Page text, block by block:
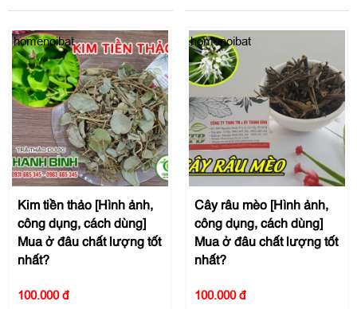
homenoibat
Kim tiền thảo [Hình ảnh,
công dụng, cách dùng]
Mua ở đâu chất lượng tốt
nhất?
100.000 đ
homenoibat
Cây râu mèo [Hình ảnh,
công dụng, cách dùng]
Mua ở đâu chất lượng tốt
nhất?
100.000 đ